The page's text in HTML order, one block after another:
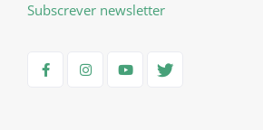
Subscrever newsletter